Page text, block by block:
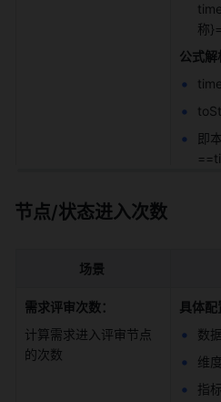
称
公式解
即
节点/状态进入次数
场景
需求评审次数：
计算需求进入评审节点
的次数
具体配
数
维
指